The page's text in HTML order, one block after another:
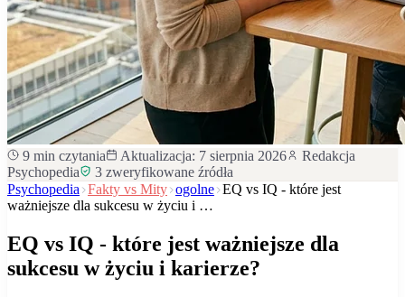
9 min czytania Aktualizacja: 7 sierpnia 2026
Redakcja
Psychopedia
3 zweryfikowane źródła
Psychopedia Fakty vs Mity ogolne EQ vs IQ - które jest
ważniejsze dla sukcesu w życiu i …
EQ vs IQ - które jest ważniejsze dla
sukcesu w życiu i karierze?